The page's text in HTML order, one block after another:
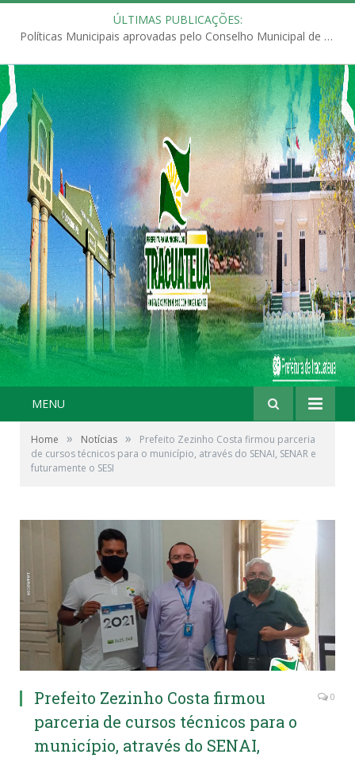
ÚLTIMAS PUBLICAÇÕES:
Políticas Municipais aprovadas pelo Conselho Municipal de Educação (CME)
MENU
Home » Notícias »
Prefeito Zezinho Costa firmou parceria
de cursos técnicos para o município, através do SENAI, SENAR e
futuramente o SESI
Prefeito Zezinho Costa firmou
parceria de cursos técnicos para o
município, através do SENAI,
0